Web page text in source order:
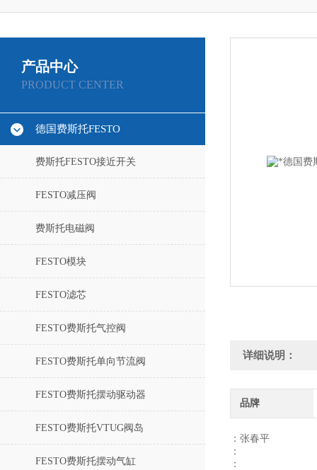
产品中心
PRODUCT CENTER
德国费斯托FESTO
费斯托FESTO接近开关
FESTO减压阀
费斯托电磁阀
FESTO模块
FESTO滤芯
FESTO费斯托气控阀
FESTO费斯托单向节流阀
FESTO费斯托摆动驱动器
FESTO费斯托VTUG阀岛
FESTO费斯托摆动气缸
详细说明：
品牌
：张春平
：
：